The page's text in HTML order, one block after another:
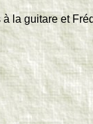
la guitare et